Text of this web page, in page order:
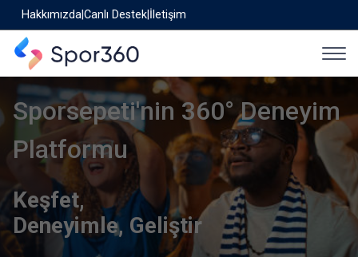
HakkımızdaCanlı Destek İletişim
Sporsepeti'nin 360° Deneyim
Platformu
Keşfet,
Deneyimle, Geliştir